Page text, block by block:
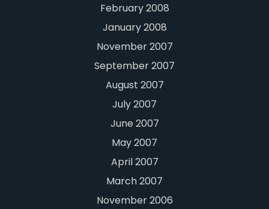
February 2008
January 2008
November 2007
September 2007
August 2007
July 2007
June 2007
May 2007
April 2007
March 2007
November 2006